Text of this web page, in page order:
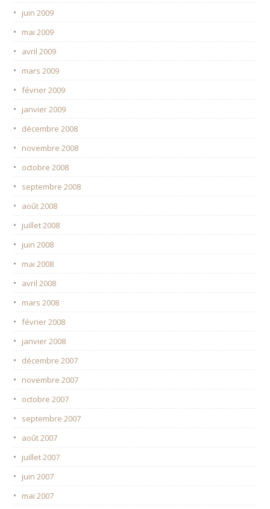
juin 2009
mai 2009
avril 2009
mars 2009
février 2009
janvier 2009
décembre 2008
novembre 2008
octobre 2008
septembre 2008
août 2008
juillet 2008
juin 2008
mai 2008
avril 2008
mars 2008
février 2008
janvier 2008
décembre 2007
novembre 2007
octobre 2007
septembre 2007
août 2007
juillet 2007
juin 2007
mai 2007